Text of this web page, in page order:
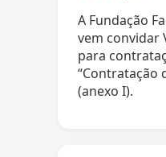
A Fundação
vem convidar
para
“Contratação
(anexo I).